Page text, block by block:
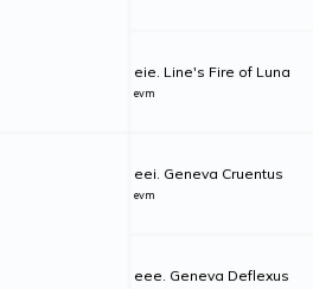
eie. Line's Fire of Luna
evm
eei. Geneva Cruentus
evm
eee. Geneva Deflexus